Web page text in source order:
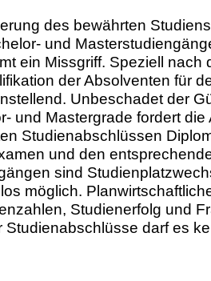
des bewährten
und
ein Missgriff. Speziell nach
der Absolventen für
Unbeschadet der
und Mastergrade fordert
Studienabschlüssen
und den
sind
möglich.
Studienerfolg und
Studienabschlüsse darf es